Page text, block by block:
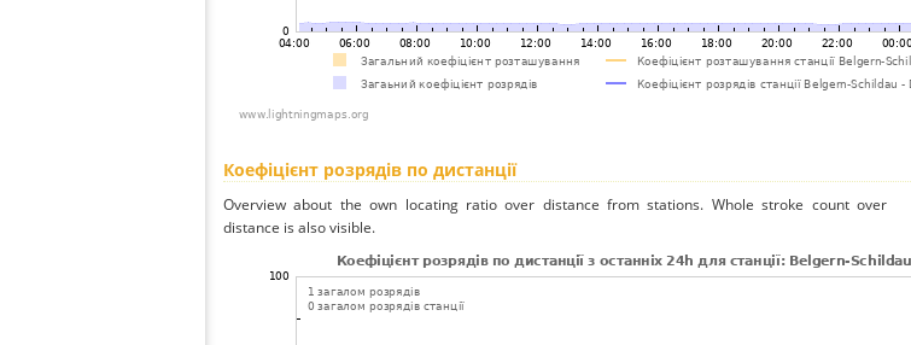
Коефіцієнт розрядів по дистанції
Overview about the own locating ratio over distance from stations. Whole stroke count over
distance is also visible.